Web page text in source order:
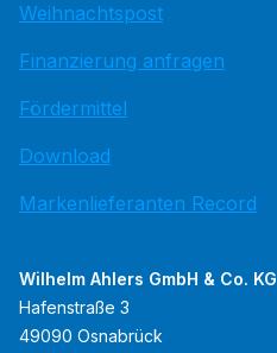
Weihnachtspost
Finanzierung anfragen
Fördermittel
Download
Markenlieferanten Record
Wilhelm Ahlers GmbH & Co. KG
Hafenstraße 3
49090 Osnabrück